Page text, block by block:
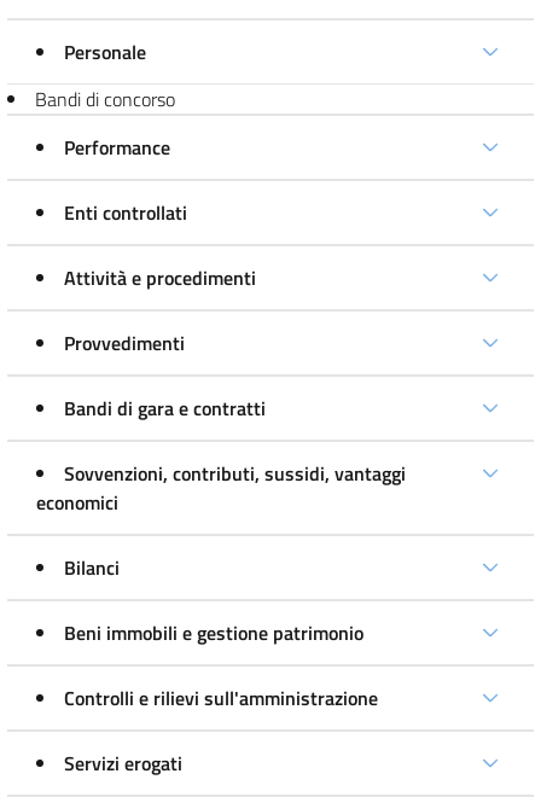
Personale
Bandi di concorso
Performance
Enti controllati
Attività e procedimenti
Provvedimenti
Bandi di gara e contratti
Sovvenzioni, contributi, sussidi, vantaggi
economici
Bilanci
Beni immobili e gestione patrimonio
Controlli e rilievi sull'amministrazione
Servizi erogati